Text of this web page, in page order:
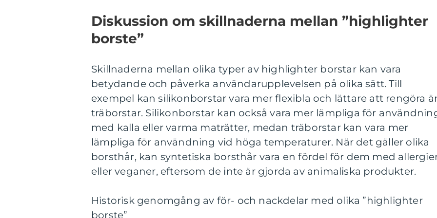
Diskussion om skillnaderna mellan ”highlighter
borste”
Skillnaderna mellan olika typer av highlighter borstar kan vara
betydande och påverka användarupplevelsen på olika sätt. Till
exempel kan silikonborstar vara mer flexibla och lättare att rengöra
träborstar. Silikonborstar kan också vara mer lämpliga för
med kalla eller varma maträtter, medan träborstar kan vara mer
lämpliga för användning vid höga temperaturer. När det gäller olika
borsthår, kan syntetiska borsthår vara en fördel för dem med
eller veganer, eftersom de inte är gjorda av animaliska produkter.
Historisk genomgång av för- och nackdelar med olika ”highlighter
borste”